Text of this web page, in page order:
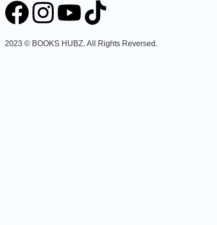
2023 © BOOKS HUBZ. All Rights Reversed.